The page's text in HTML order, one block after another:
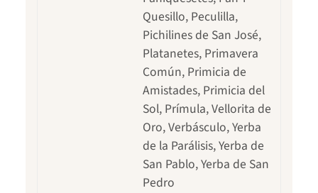
Quesillo, Peculilla,
Pichilines de San José,
Platanetes, Primavera
Común, Primicia de
Amistades, Primicia del
Sol, Prímula, Vellorita de
Oro, Verbásculo, Yerba
de la Parálisis, Yerba de
San Pablo, Yerba de San
Pedro